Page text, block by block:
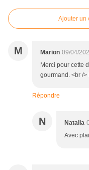
Ajouter un
M Marion 09/04/
Merci pour cette
gourmand. <br /
Répondre
N Natalia
Avec